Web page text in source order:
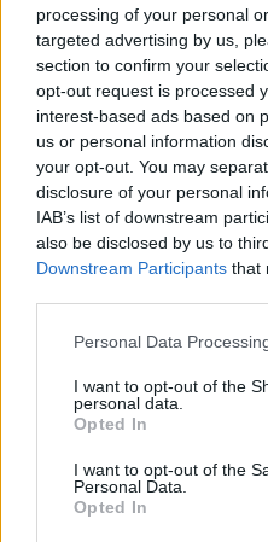
processing of your personal
targeted advertising by us,
section to confirm your
opt-out request is processed
interest-based ads based on
us or personal information
your opt-out. You may
disclosure of your personal
IAB’s list of downstream
also be disclosed by us to
Downstream Participants that
Personal Data
I want to opt-out of the
personal data.
Opted In
I want to opt-out of the
Personal Data.
Opted In
Εγγραφείτε
στο
Newsletter
mononews.gr
ευρώ
Καιρός: Θυελλώδεις
Δευτέρα – Σε
Προστασία
Ακολουθήστε
Google News
πρώτοι.
οικονομικά και
Εγγραφείτε στο